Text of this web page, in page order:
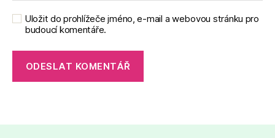
Uložit do prohlížeče jméno, e-mail a webovou stránku pro
budoucí komentáře.